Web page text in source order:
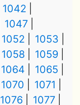
1042
1047
1052
1053
1058
1059
1064
1065
1070
1071
1076 1077